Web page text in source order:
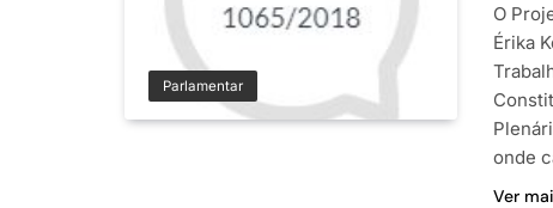
Parlamentar
O
Érika
onde
Ver